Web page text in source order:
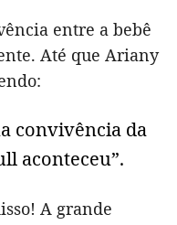
entre a bebê
Até que Ariany
convivência da
aconteceu”.
A grande